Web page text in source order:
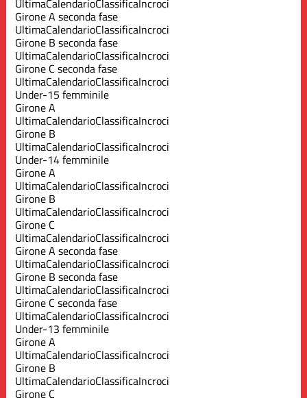
Girone A seconda fase
UltimaCalendarioClassificaIncroci
Girone B seconda fase
UltimaCalendarioClassificaIncroci
Girone C seconda fase
UltimaCalendarioClassificaIncroci
Under-15 femminile
Girone A
UltimaCalendarioClassificaIncroci
Girone B
UltimaCalendarioClassificaIncroci
Under-14 femminile
Girone A
UltimaCalendarioClassificaIncroci
Girone B
UltimaCalendarioClassificaIncroci
Girone C
UltimaCalendarioClassificaIncroci
Girone A seconda fase
UltimaCalendarioClassificaIncroci
Girone B seconda fase
UltimaCalendarioClassificaIncroci
Girone C seconda fase
UltimaCalendarioClassificaIncroci
Under-13 femminile
Girone A
UltimaCalendarioClassificaIncroci
Girone B
UltimaCalendarioClassificaIncroci
Girone C